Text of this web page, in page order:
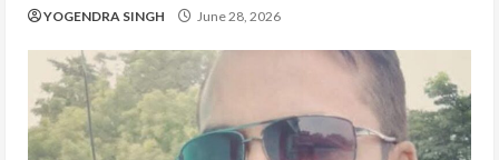
YOGENDRA SINGH June 28, 2026